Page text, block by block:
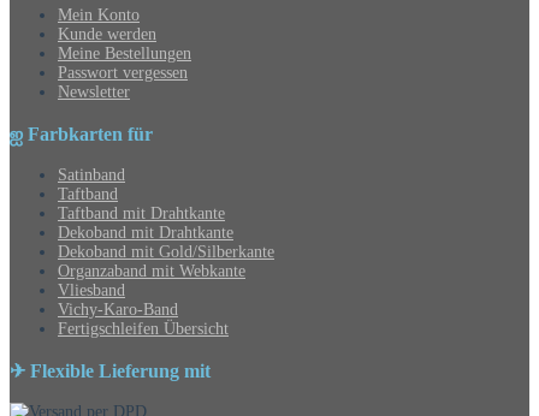
Mein Konto
Kunde werden
Meine Bestellungen
Passwort vergessen
Newsletter
ஐ Farbkarten für
Satinband
Taftband
Taftband mit Drahtkante
Dekoband mit Drahtkante
Dekoband mit Gold/Silberkante
Organzaband mit Webkante
Vliesband
Vichy-Karo-Band
Fertigschleifen Übersicht
✈ Flexible Lieferung mit